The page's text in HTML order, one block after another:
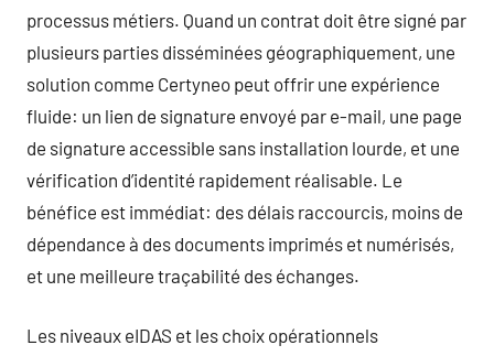
processus métiers. Quand un contrat doit être signé par
plusieurs parties disséminées géographiquement, une
solution comme Certyneo peut offrir une expérience
fluide: un lien de signature envoyé par e-mail, une page
de signature accessible sans installation lourde, et une
vérification d’identité rapidement réalisable. Le
bénéfice est immédiat: des délais raccourcis, moins de
dépendance à des documents imprimés et numérisés,
et une meilleure traçabilité des échanges.
Les niveaux eIDAS et les choix opérationnels